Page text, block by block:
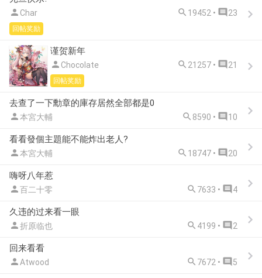
 Char  19452 •  23
回帖奖励
谨贺新年
 Chocolate  21257 •  21
回帖奖励
去查了一下勳章的庫存居然全部都是0
本宮大輔  8590 •  10
看看發個主題能不能炸出老人?
本宮大輔  18747 •  20
嗨呀八年惹
百二十零  7633 •  4
久违的过来看一眼
折原临也  4199 •  2
回来看看
Atwood  7672 •  5